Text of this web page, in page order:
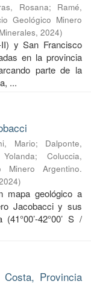
Rosana; Ramé,
Geológico Minero
, 2024)
y San Francisco
en la provincia
parte de la
...
Mario; Dalponte,
;Coluccia,
Minero Argentino.
)
mapa geológico a
Jacobacci y sus
42°00’ S /
Costa, Provincia